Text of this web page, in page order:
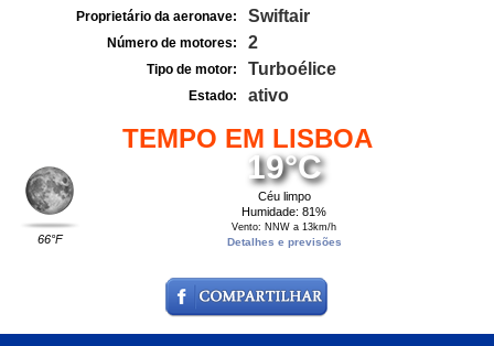
Proprietário da aeronave: Swiftair
Número de motores: 2
Tipo de motor: Turboélice
Estado: ativo
TEMPO EM LISBOA
66°F
19°C
Céu limpo
Humidade: 81%
Vento: NNW a 13km/h
Detalhes e previsões